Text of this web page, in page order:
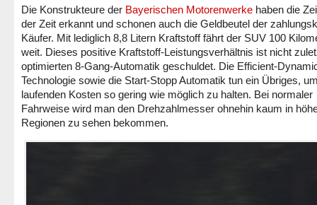
Die Konstrukteure der Bayerischen Motorenwerke haben die
der Zeit erkannt und schonen auch die Geldbeutel der
Käufer. Mit lediglich 8,8 Litern Kraftstoff fährt der SUV 100
weit. Dieses positive Kraftstoff-Leistungsverhältnis ist nicht
optimierten 8-Gang-Automatik geschuldet. Die Efficient-
Technologie sowie die Start-Stopp Automatik tun ein Übriges,
laufenden Kosten so gering wie möglich zu halten. Bei normaler
Fahrweise wird man den Drehzahlmesser ohnehin kaum in
Regionen zu sehen bekommen.